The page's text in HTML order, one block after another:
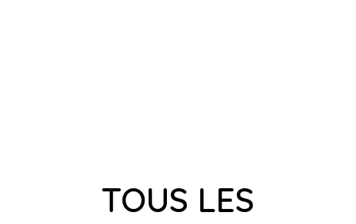
TOUS LES